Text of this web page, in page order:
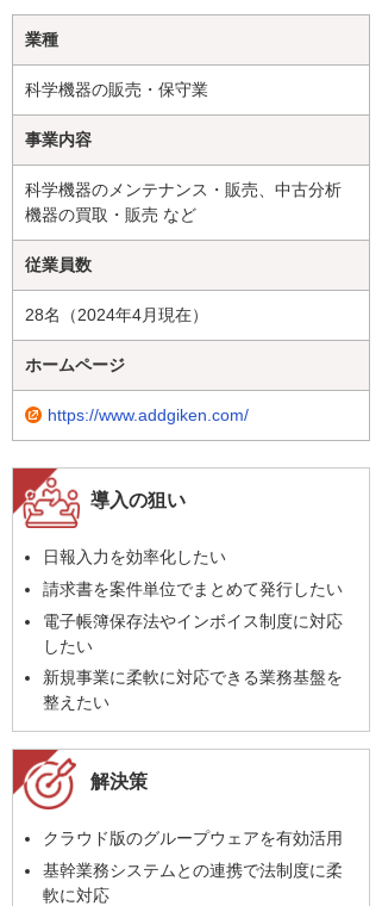
業種
科学機器の販売・保守業
事業内容
科学機器のメンテナンス・販売、中古分析
機器の買取・販売 など
従業員数
28名（2024年4月現在）
ホームページ
https://www.addgiken.com/
導入の狙い
日報入力を効率化したい
請求書を案件単位でまとめて発行したい
電子帳簿保存法やインボイス制度に対応
したい
新規事業に柔軟に対応できる業務基盤を
整えたい
解決策
クラウド版のグループウェアを有効活用
基幹業務システムとの連携で法制度に柔
軟に対応